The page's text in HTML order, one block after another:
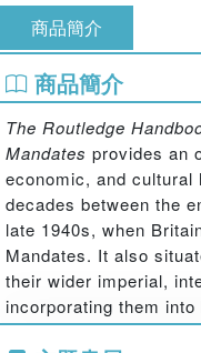
商品簡介
商品簡介
The Routledge
Mandates provides an
economic, and
decades between the
late 1940s, when
Mandates. It also
their wider imperial,
incorporating them
decades. In 27